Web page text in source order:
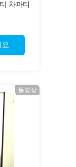
차파티
요
동영상